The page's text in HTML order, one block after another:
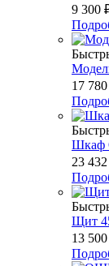
9 300
17 780
Шкаф
23 432
Щит
13 500